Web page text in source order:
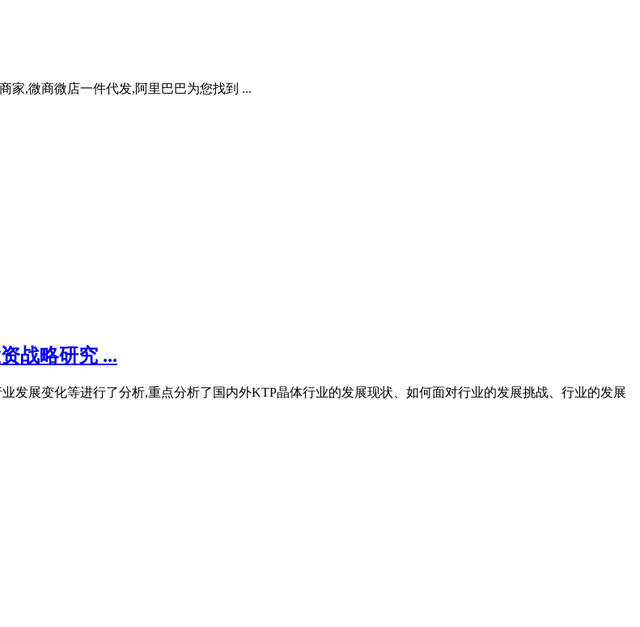
家,微商微店一件代发,阿里巴巴为您找到 ...
战略研究 ...
发展变化等进行了分析,重点分析了国内外KTP晶体行业的发展现状、如何面对行业的发展挑战、行业的发展